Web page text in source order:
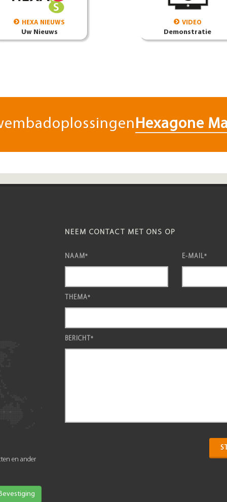
HEXA NIEUWS
Uw Nieuws
VIDEO
Demonstratie
Hexagone
en ander
NEEM CONTACT MET ONS OP
NAAM* E-MAIL*
THEMA*
BERICHT*